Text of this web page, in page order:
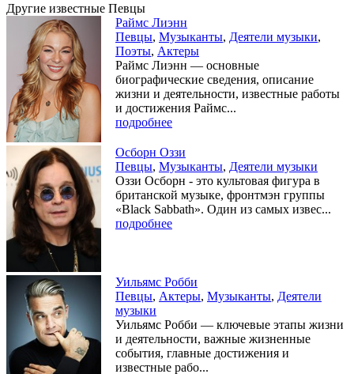
Другие известные Певцы
Раймс Лиэнн
Певцы, Музыканты, Деятели музыки,
Поэты, Актеры
Раймс Лиэнн — основные
биографические сведения, описание
жизни и деятельности, известные работы
и достижения Раймс...
подробнее
Осборн Оззи
Певцы, Музыканты, Деятели музыки
Оззи Осборн - это культовая фигура в
британской музыке, фронтмэн группы
«Black Sabbath». Один из самых извес...
подробнее
Уильямс Робби
Певцы, Актеры, Музыканты, Деятели
музыки
Уильямс Робби — ключевые этапы жизни
и деятельности, важные жизненные
события, главные достижения и
известные рабо...